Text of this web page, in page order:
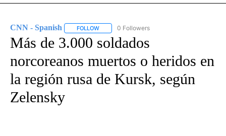
CNN - Spanish FOLLOW FOLLOW "CNN - SPANISH" TO RECEIVE
0 Followers
Más de 3.000 soldados
norcoreanos muertos o heridos en
la región rusa de Kursk, según
Zelensky